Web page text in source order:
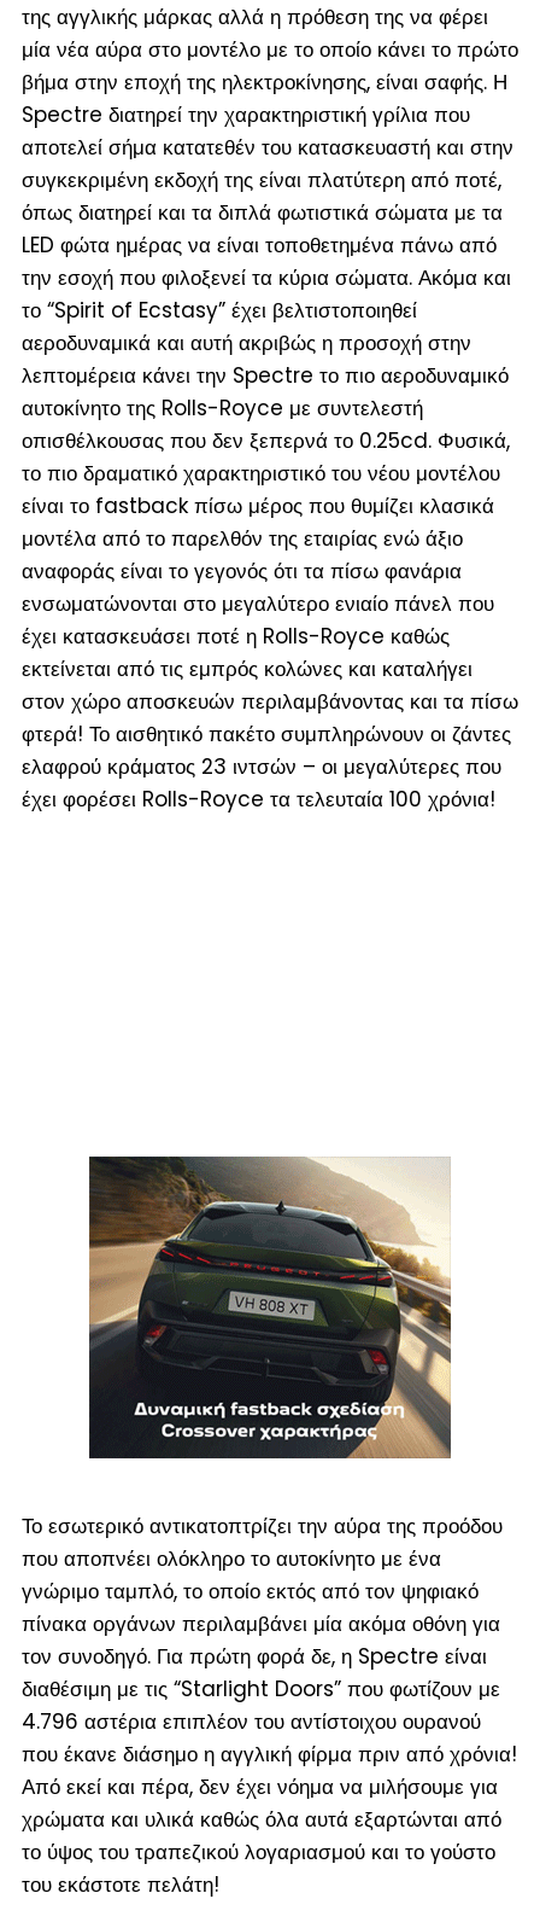
της αγγλικής μάρκας αλλά η πρόθεση της να φέρει
μία νέα αύρα στο μοντέλο με το οποίο κάνει το πρώτο
βήμα στην εποχή της ηλεκτροκίνησης, είναι σαφής. Η
Spectre διατηρεί την χαρακτηριστική γρίλια που
αποτελεί σήμα κατατεθέν του κατασκευαστή και στην
συγκεκριμένη εκδοχή της είναι πλατύτερη από ποτέ,
όπως διατηρεί και τα διπλά φωτιστικά σώματα με τα
LED φώτα ημέρας να είναι τοποθετημένα πάνω από
την εσοχή που φιλοξενεί τα κύρια σώματα. Ακόμα και
το “Spirit of Ecstasy” έχει βελτιστοποιηθεί
αεροδυναμικά και αυτή ακριβώς η προσοχή στην
λεπτομέρεια κάνει την Spectre το πιο αεροδυναμικό
αυτοκίνητο της Rolls-Royce με συντελεστή
οπισθέλκουσας που δεν ξεπερνά το 0.25cd. Φυσικά,
το πιο δραματικό χαρακτηριστικό του νέου μοντέλου
είναι το fastback πίσω μέρος που θυμίζει κλασικά
μοντέλα από το παρελθόν της εταιρίας ενώ άξιο
αναφοράς είναι το γεγονός ότι τα πίσω φανάρια
ενσωματώνονται στο μεγαλύτερο ενιαίο πάνελ που
έχει κατασκευάσει ποτέ η Rolls-Royce καθώς
εκτείνεται από τις εμπρός κολώνες και καταλήγει
στον χώρο αποσκευών περιλαμβάνοντας και τα πίσω
φτερά! Το αισθητικό πακέτο συμπληρώνουν οι ζάντες
ελαφρού κράματος 23 ιντσών – οι μεγαλύτερες που
έχει φορέσει Rolls-Royce τα τελευταία 100 χρόνια!
Το εσωτερικό αντικατοπτρίζει την αύρα της προόδου
που αποπνέει ολόκληρο το αυτοκίνητο με ένα
γνώριμο ταμπλό, το οποίο εκτός από τον ψηφιακό
πίνακα οργάνων περιλαμβάνει μία ακόμα οθόνη για
τον συνοδηγό. Για πρώτη φορά δε, η Spectre είναι
διαθέσιμη με τις “Starlight Doors” που φωτίζουν με
4.796 αστέρια επιπλέον του αντίστοιχου ουρανού
που έκανε διάσημο η αγγλική φίρμα πριν από χρόνια!
Από εκεί και πέρα, δεν έχει νόημα να μιλήσουμε για
χρώματα και υλικά καθώς όλα αυτά εξαρτώνται από
το ύψος του τραπεζικού λογαριασμού και το γούστο
του εκάστοτε πελάτη!